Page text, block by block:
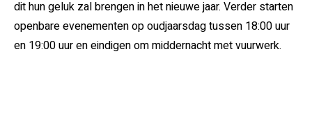
dit hun geluk zal brengen in het nieuwe jaar. Verder starten
openbare evenementen op oudjaarsdag tussen 18:00 uur
en 19:00 uur en eindigen om middernacht met vuurwerk.